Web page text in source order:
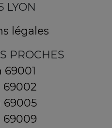
LYON
légales
PROCHES
69001
69002
69005
69009